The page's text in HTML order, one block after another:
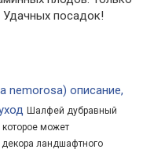
Удачных посадок!
nemorosa) описание,
Шалфей дубравный
которое может
декора ландшафтного